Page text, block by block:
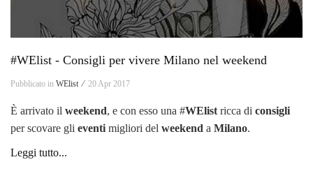
#WElist - Consigli per vivere Milano nel weekend
Pubblicato in WElist ⁄ 20 Apr 2017
È arrivato il weekend, e con esso una #WElist ricca di consigli
per scovare gli eventi migliori del weekend a Milano.
Leggi tutto...